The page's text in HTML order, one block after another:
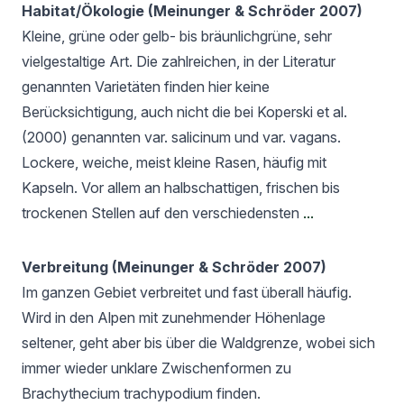
Habitat/Ökologie (Meinunger & Schröder 2007)
Kleine, grüne oder gelb- bis bräunlichgrüne, sehr
vielgestaltige Art. Die zahlreichen, in der Literatur
genannten Varietäten finden hier keine
Berücksichtigung, auch nicht die bei Koperski et al.
(2000) genannten var. salicinum und var. vagans.
Lockere, weiche, meist kleine Rasen, häufig mit
Kapseln. Vor allem an halbschattigen, frischen bis
trockenen Stellen auf den verschiedensten ...
Verbreitung (Meinunger & Schröder 2007)
Im ganzen Gebiet verbreitet und fast überall häufig.
Wird in den Alpen mit zunehmender Höhenlage
seltener, geht aber bis über die Waldgrenze, wobei sich
immer wieder unklare Zwischenformen zu
Brachythecium trachypodium finden.